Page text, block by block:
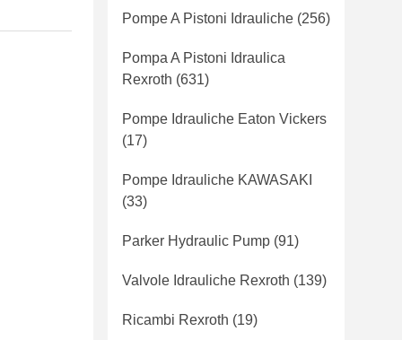
Pompe A Pistoni Idrauliche (256)
Pompa A Pistoni Idraulica
Rexroth (631)
Pompe Idrauliche Eaton Vickers
(17)
Pompe Idrauliche KAWASAKI
(33)
Parker Hydraulic Pump (91)
Valvole Idrauliche Rexroth (139)
Ricambi Rexroth (19)